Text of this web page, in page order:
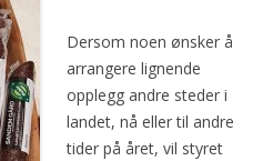
Dersom noen ønsker å
arrangere lignende
opplegg andre steder i
landet, nå eller til andre
tider på året, vil styret